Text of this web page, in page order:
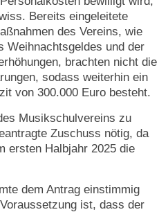
Bereits eingeleitete
des Vereins, wie
Weihnachtsgeldes und der
brachten nicht die
sodass weiterhin ein
von 300.000 Euro besteht.
Musikschulvereins zu
Zuschuss nötig, da
ersten Halbjahr 2025 die
dem Antrag einstimmig
ist, dass der